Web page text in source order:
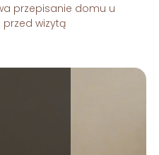
przepisanie domu u
wizytą